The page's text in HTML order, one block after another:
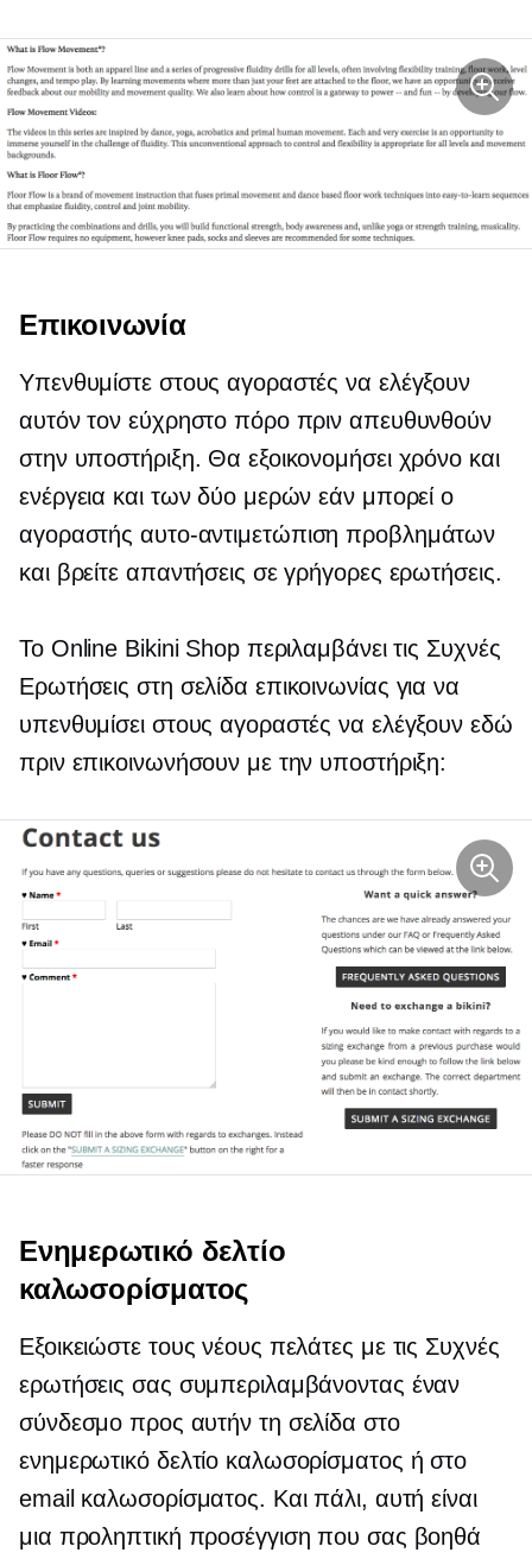
Επικοινωνία
Υπενθυμίστε στους αγοραστές να ελέγξουν
αυτόν τον εύχρηστο πόρο πριν απευθυνθούν
στην υποστήριξη. Θα εξοικονομήσει χρόνο και
ενέργεια και των δύο μερών εάν μπορεί ο
αγοραστήςαυτο-αντιμετώπιση προβλημάτων
και βρείτε απαντήσεις σε γρήγορες ερωτήσεις.
Το Online Bikini Shop περιλαμβάνει τις Συχνές
Ερωτήσεις στη σελίδα επικοινωνίας για να
υπενθυμίσει στους αγοραστές να ελέγξουν εδώ
πριν επικοινωνήσουν με την υποστήριξη:
Ενημερωτικό δελτίο
καλωσορίσματος
Εξοικειώστε τους νέους πελάτες με τις Συχνές
ερωτήσεις σας συμπεριλαμβάνοντας έναν
σύνδεσμο προς αυτήν τη σελίδα στο
ενημερωτικό δελτίο καλωσορίσματος ή στο
email καλωσορίσματος. Και πάλι, αυτή είναι
μια προληπτική προσέγγιση που σας βοηθά